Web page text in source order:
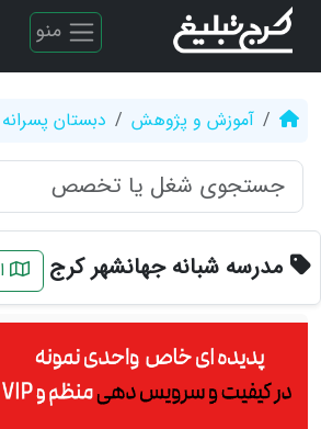
منو
آموزش و پژوهش دبستان پسرانه
مدرسه شبانه جهانشهر کرج